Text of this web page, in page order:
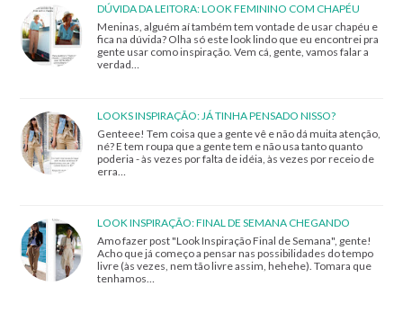
DÚVIDA DA LEITORA: LOOK FEMININO COM CHAPÉU
Meninas, alguém aí também tem vontade de usar chapéu e
fica na dúvida? Olha só este look lindo que eu encontrei pra
gente usar como inspiração. Vem cá, gente, vamos falar a
verdad…
LOOKS INSPIRAÇÃO: JÁ TINHA PENSADO NISSO?
Genteee! Tem coisa que a gente vê e não dá muita atenção,
né? E tem roupa que a gente tem e não usa tanto quanto
poderia - às vezes por falta de idéia, às vezes por receio de
erra…
LOOK INSPIRAÇÃO: FINAL DE SEMANA CHEGANDO
Amo fazer post "Look Inspiração Final de Semana", gente!
Acho que já começo a pensar nas possibilidades do tempo
livre (às vezes, nem tão livre assim, hehehe). Tomara que
tenhamos…